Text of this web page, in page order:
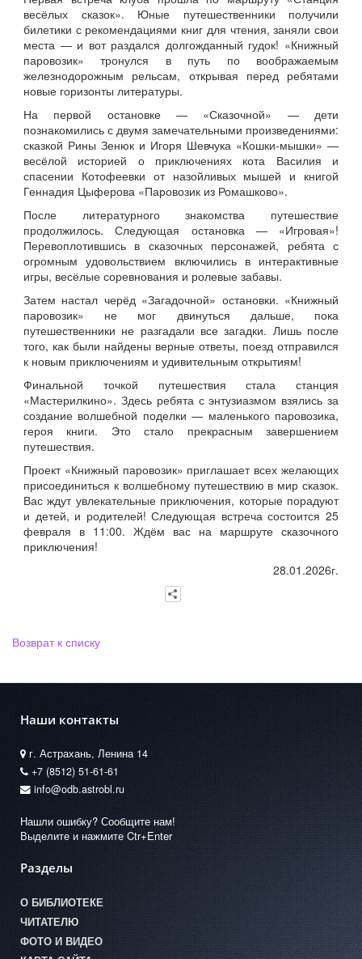
весёлых сказок». Юные путешественники получили
билетики с рекомендациями книг для чтения, заняли свои
места — и вот раздался долгожданный гудок! «Книжный
паровозик» тронулся в путь по воображаемым
железнодорожным рельсам, открывая перед ребятами
новые горизонты литературы.
На первой остановке — «Сказочной» — дети
познакомились с двумя замечательными произведениями:
сказкой Рины Зенюк и Игоря Шевчука «Кошки‑мышки» —
весёлой историей о приключениях кота Василия и
спасении Котофеевки от назойливых мышей и книгой
Геннадия Цыферова «Паровозик из Ромашково».
После литературного знакомства путешествие
продолжилось. Следующая остановка — «Игровая»!
Перевоплотившись в сказочных персонажей, ребята с
огромным удовольствием включились в интерактивные
игры, весёлые соревнования и ролевые забавы.
Затем настал черёд «Загадочной» остановки. «Книжный
паровозик» не мог двинуться дальше, пока
путешественники не разгадали все загадки. Лишь после
того, как были найдены верные ответы, поезд отправился
к новым приключениям и удивительным открытиям!
Финальной точкой путешествия стала станция
«Мастерилкино». Здесь ребята с энтузиазмом взялись за
создание волшебной поделки — маленького паровозика,
героя книги. Это стало прекрасным завершением
путешествия.
Проект «Книжный паровозик» приглашает всех желающих
присоединиться к волшебному путешествию в мир сказок.
Вас ждут увлекательные приключения, которые порадуют
и детей, и родителей! Следующая встреча состоится 25
февраля в 11:00. Ждём вас на маршруте сказочного
приключения!
28.01.2026г.
Возврат к списку
Наши контакты
г. Астрахань, Ленина 14
+7 (8512) 51-61-61
info@odb.astrobl.ru
Нашли ошибку? Сообщите нам!
Выделите и нажмите Ctr+Enter
Разделы
О БИБЛИОТЕКЕ
ЧИТАТЕЛЮ
ФОТО И ВИДЕО